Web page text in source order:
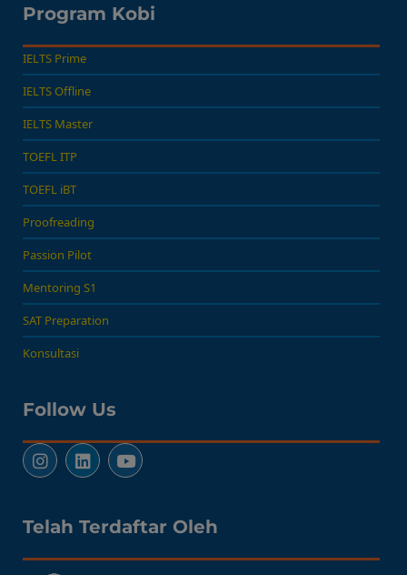
Program Kobi
IELTS Prime
IELTS Offline
IELTS Master
TOEFL ITP
TOEFL iBT
Proofreading
Passion Pilot
Mentoring S1
SAT Preparation
Konsultasi
Follow Us
Telah Terdaftar Oleh